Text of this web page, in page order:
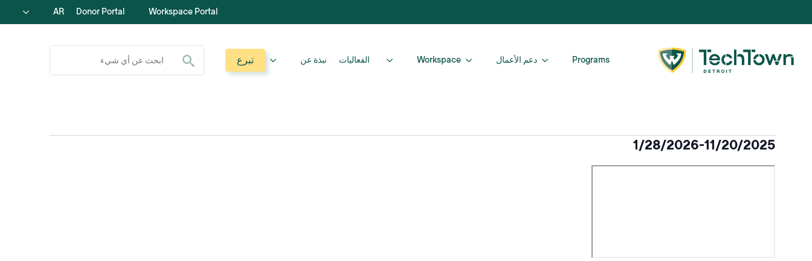
Workspace Portal
Donor Portal
AR
Programs دعم الأعمال Workspace الفعاليات نبذة عن تبرع
ابحث عن:
الفعاليات
11/20/2025
-
1/28/2026